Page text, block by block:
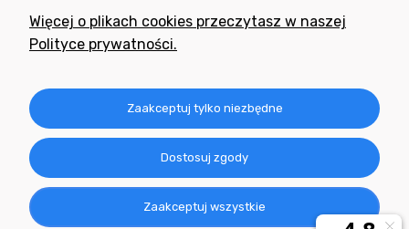
+48 791 806 804
Informacje
Obsługa zamówień
O nas
Więcej o plikach cookies przeczytasz w naszej
Polityce prywatności.
Zaakceptuj tylko niezbędne
Dostosuj zgody
Zaakceptuj wszystkie